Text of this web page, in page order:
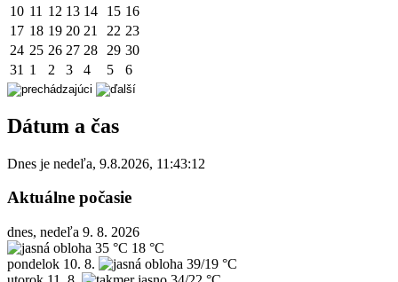
10 11 12 13 14 15 16
17 18 19 20 21 22 23
24 25 26 27 28 29 30
31 1 2 3 4 5 6
Dátum a čas
Dnes je nedeľa, 9.8.2026, 11:43:12
Aktuálne počasie
dnes, nedeľa 9. 8. 2026
35 °C 18 °C
pondelok 10. 8.
39/19 °C